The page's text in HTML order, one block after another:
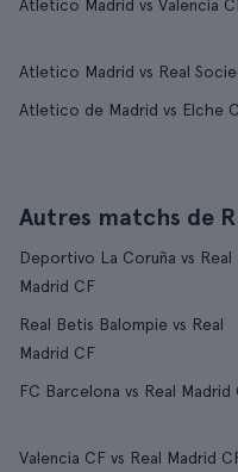
Atletico Madrid vs Valencia
Atletico Madrid vs Real
Atletico de Madrid vs Elche
Autres matchs de
Deportivo La Coruña vs Real
Madrid CF
Real Betis Balompie vs Real
Madrid CF
FC Barcelona vs Real Madrid
Valencia CF vs Real Madrid